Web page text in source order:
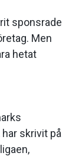
sponsrade
Men
hetat
skrivit på